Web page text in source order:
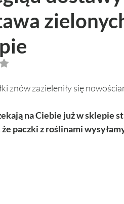
na NaN z 5 gwiazdek.
znów zazieleniły się
na Ciebie już w sklepie
paczki z roślinami